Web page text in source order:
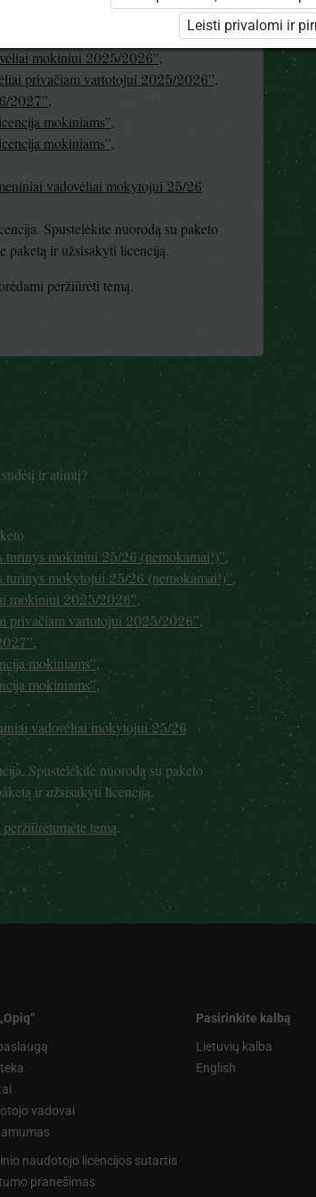
turinys mokiniui 25/26 (nemokamai!)”,
turinys mokytojui 25/26 (nemokamai!)”
mokiniui 2025/2026”,
privačiam vartotojui 2025/2026”,
2027”,
mokiniams”,
mokiniams”,
vadovėliai mokytojui 25/26
Spustelėkite nuorodą su paketo
paketą ir užsisakyti licenciją.
peržiūrėti temą.
ir atimtį?
turinys mokiniui 25/26 (nemokamai!)”,
turinys mokytojui 25/26 (nemokamai!)”,
mokiniui 2025/2026”,
privačiam vartotojui 2025/2026”,
,
mokiniams”,
mokiniams”,
vadovėliai mokytojui 25/26
Spustelėkite nuorodą su paketo
ir užsisakyti licenciją.
temą.
vadovai
naudotojo licencijos sutartis
pranešimas
Pasirinkite kalbą
Lietuvių kalba
English
Leisti privalomi ir